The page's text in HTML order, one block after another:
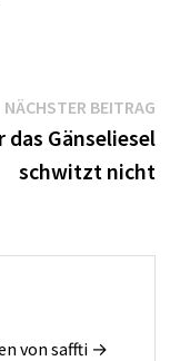
NÄCHSTER BEITRAG
das Gänseliesel
schwitzt nicht
von saffti →